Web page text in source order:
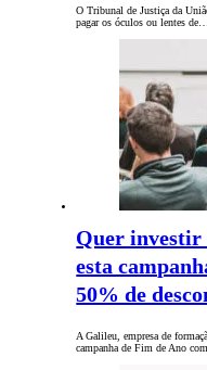
O Tribunal de Justiça da
pagar os óculos ou lentes de…
Quer investir
esta
50% de
A Galileu, empresa de
campanha de Fim de Ano